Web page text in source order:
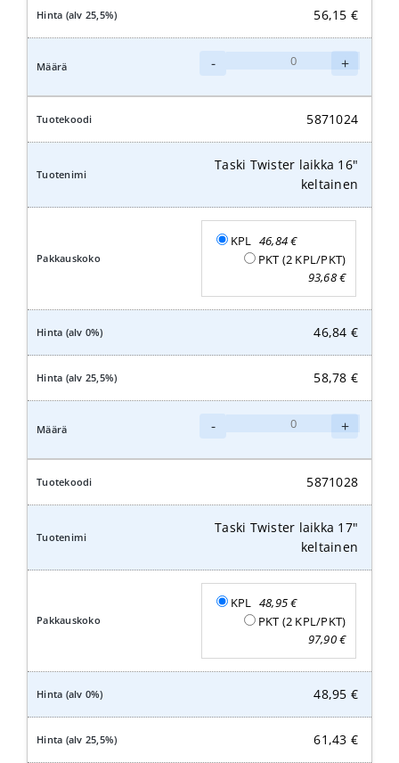
56,15 €
-
laikka
keltainen
määrä
+
5871024
Taski Twister laikka 16"
keltainen
KPL 46,84€
PKT (2 KPL/PKT)
93,68€
46,84 €
58,78 €
-
laikka
määrä
+
5871028
Taski Twister laikka 17"
keltainen
KPL 48,95€
PKT (2 KPL/PKT)
97,90€
48,95 €
61,43 €